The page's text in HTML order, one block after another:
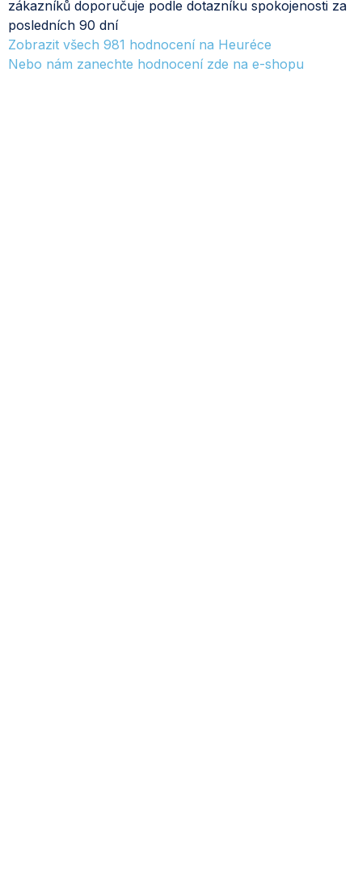
zákazníků doporučuje podle dotazníku spokojenosti za
posledních 90 dní
Zobrazit všech 981 hodnocení na Heuréce
Nebo nám zanechte hodnocení zde na e-shopu